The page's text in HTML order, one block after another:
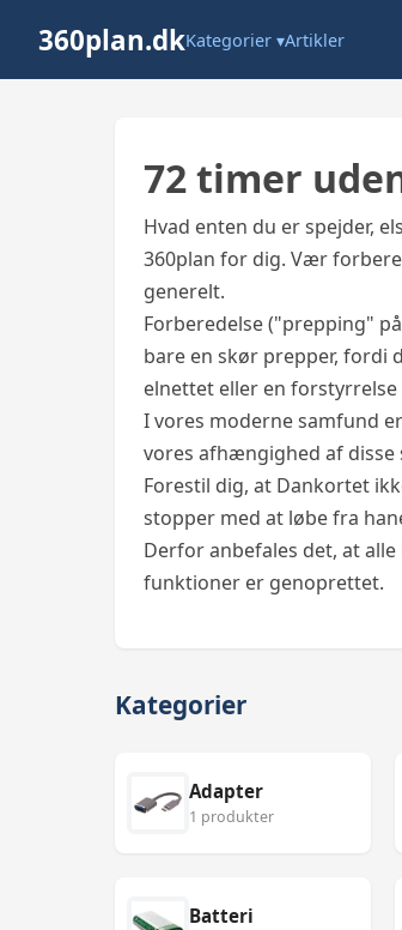
360plan.dkKategorier ▾Artikler
72 timer
Hvad enten du er spejder,
360plan for dig. Vær
generelt.
Forberedelse ("prepping"
bare en skør prepper, fordi
elnettet eller en
I vores moderne samfund
vores afhængighed af disse
Forestil dig, at Dankortet
stopper med at løbe fra
Derfor anbefales det, at
funktioner er genoprettet.
Kategorier
Adapter
1 produkter
Batteri